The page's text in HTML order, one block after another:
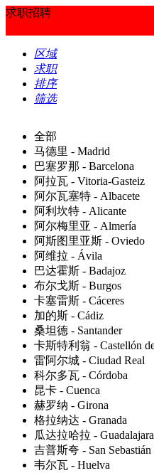
求职招聘
区域
求职
排序
筛选
全部
马德里 - Madrid
巴塞罗那 - Barcelona
阿拉瓦 - Vitoria-Gasteiz
阿尔瓦塞特 - Albacete
阿利坎特 - Alicante
阿尔梅里亚 - Almería
阿斯图里亚斯 - Oviedo
阿维拉 - Ávila
巴达霍斯 - Badajoz
布尔戈斯 - Burgos
卡塞雷斯 - Cáceres
加的斯 - Cádiz
桑坦德 - Santander
卡斯特利翁 - Castellón
雷阿尔城 - Ciudad Real
科尔多瓦 - Córdoba
昆卡 - Cuenca
赫罗纳 - Girona
格拉纳达 - Granada
瓜达拉哈拉 - Guadalajara
吉普斯夸 - San Sebastián
韦尔瓦 - Huelva